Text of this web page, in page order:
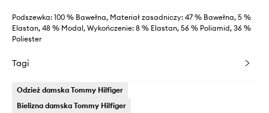
Podszewka: 100 % Bawełna, Materiał zasadniczy: 47 % Bawełna, 5 %
Elastan, 48 % Modal, Wykończenie: 8 % Elastan, 56 % Poliamid, 36 %
Poliester
Tagi
Odzież damska Tommy Hilfiger
Bielizna damska Tommy Hilfiger